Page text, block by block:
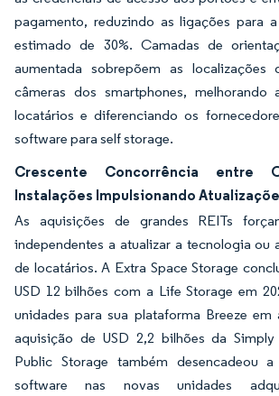
pagamento, reduzindo as ligações para
estimado de 30%. Camadas de
aumentada sobrepõem as localizações
câmeras dos smartphones, melhorando
locatários e diferenciando os
software para self storage.
Crescente Concorrência entre
Instalações Impulsionando
As aquisições de grandes REITs
independentes a atualizar a tecnologia ou
de locatários. A Extra Space Storage
USD 12 bilhões com a Life Storage em
unidades para sua plataforma Breeze em
aquisição de USD 2,2 bilhões da Simply
Public Storage também desencadeou
software nas novas unidades